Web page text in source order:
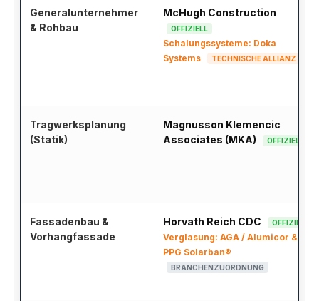
Generalunternehmer
& Rohbau
McHugh Construction
OFFIZIELL
Schalungssysteme: Doka
Systems
TECHNISCHE ALLIANZ
Tragwerksplanung
(Statik)
Magnusson Klemencic
Associates (MKA)
OFFIZIELL
Fassadenbau &
Vorhangfassade
Horvath Reich CDC OFFIZIELL
Verglasung: AGA / Alumicor &
PPG Solarban®
BRANCHENZUORDNUNG